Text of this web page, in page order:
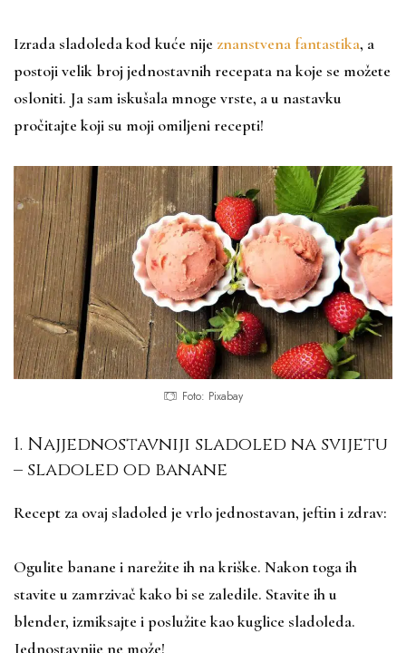
Izrada sladoleda kod kuće nije znanstvena fantastika, a
postoji velik broj jednostavnih recepata na koje se možete
osloniti. Ja sam iskušala mnoge vrste, a u nastavku
pročitajte koji su moji omiljeni recepti!
Foto: Pixabay
1. Najjednostavniji sladoled na svijetu
– sladoled od banane
Recept za ovaj sladoled je vrlo jednostavan, jeftin i zdrav:
Ogulite banane i narežite ih na kriške. Nakon toga ih
stavite u zamrzivač kako bi se zaledile. Stavite ih u
blender, izmiksajte i poslužite kao kuglice sladoleda.
Jednostavnije ne može!